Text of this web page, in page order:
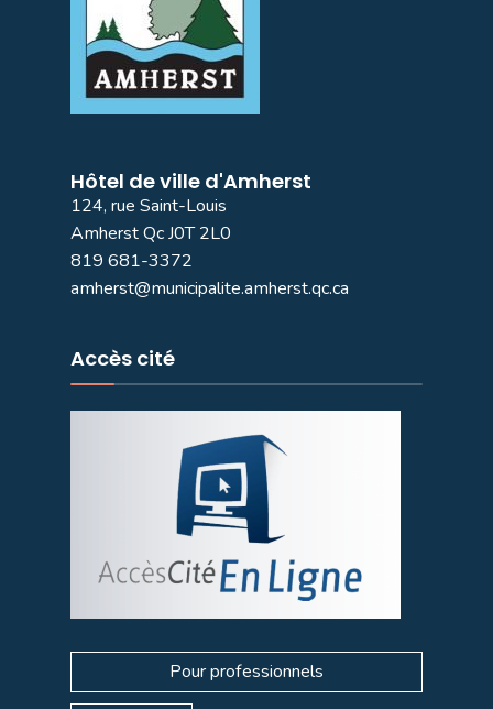
Hôtel de ville d'Amherst
124, rue Saint-Louis
Amherst Qc J0T 2L0
819 681-3372
amherst@municipalite.amherst.qc.ca
Accès cité
Pour professionnels